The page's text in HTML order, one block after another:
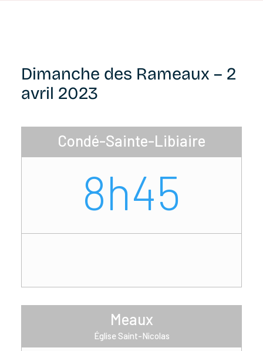
Dimanche des Rameaux – 2
avril 2023
Condé-Sainte-Libiaire
8h45
Meaux
Église Saint-Nicolas